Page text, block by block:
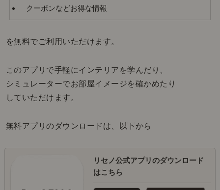
クーポンなどお得な情報
を無料でご利用いただけます。
このアプリで手軽にインテリアを学んだり、
シミュレーターでお部屋イメージを確かめたり
していただけます。
無料アプリのダウンロードは、以下から
リセノ公式アプリのダウンロード
はこちら